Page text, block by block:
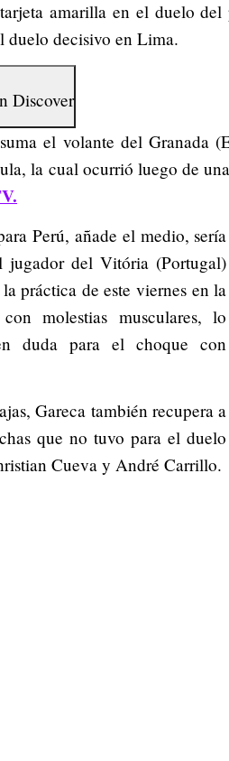
amarilla en el duelo
duelo decisivo en Lima.
Discover
el volante del Granada
la cual ocurrió luego de
Perú, añade el medio, sería
jugador del Vitória (Portugal)
práctica de este viernes en la
molestias musculares, lo
duda para el choque con
Gareca también recupera a
que no tuvo para el duelo
Cueva y André Carrillo.